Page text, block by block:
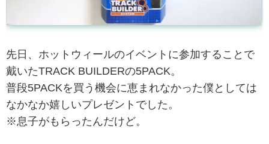
先日、ホットウィールのイベントに参加することで
戴いたTRACK BUILDERの5PACK。
普段5PACKを買う機会に恵まれなかった僕としては
なかなか嬉しいプレゼントでした。
※息子がもらったんだけど。